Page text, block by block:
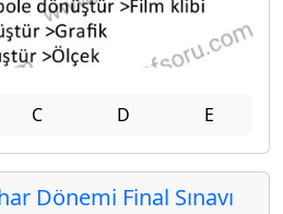
C D E
Dönemi Final Sınavı